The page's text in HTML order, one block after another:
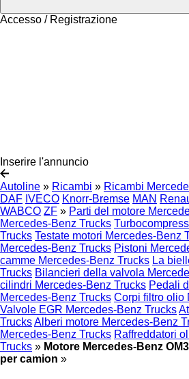
Accesso / Registrazione
Inserire l'annuncio
Autoline » Ricambi » Ricambi
DAF IVECO Knorr-Bremse MAN
WABCO ZF » Parti del motore
Mercedes-Benz Trucks
Trucks Testate motori Mercedes-Benz
Mercedes-Benz Trucks Pistoni
camme Mercedes-Benz Trucks La
Trucks Bilancieri della valvola
cilindri Mercedes-Benz Trucks Pedali
Mercedes-Benz Trucks Corpi filtro olio
Valvole EGR Mercedes-Benz Trucks
TrucksAlberi motore Mercedes-Benz
Mercedes-Benz Trucks Raffreddatori
Trucks » Motore Mercedes-Benz
per camion »